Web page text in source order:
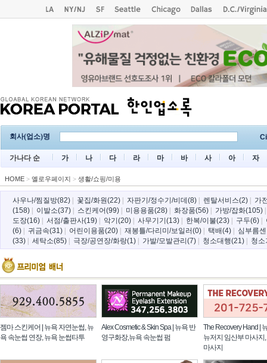
회사(업소)명
가나다 순 가 나 다 라 마 바 사 아 자
HOME > 옐로우페이지 > 생활/쇼핑/미용
사우나/찜질방(82) 꽃집/화원(22) 자판기/정수기/비데(8) 렌탈서비스(2)
가
(158)
이발소(37) 스킨케어(99) 미용용품(28) 화장품(56) 가방/잡화(105)
도장(16)
서점/출판사(19) 악기(20) 사무기기(13) 한복/이불(23) 구두(6)
(6)
귀금속(31) 어린이용품(20) 재봉틀/다리미/보일러(0) 택배(4)
심부름
(33)
세탁소(85) 극장/공연장/화랑(1) 가발/모발관리(7) 청소대행(21) 청
젬마 스킨케어 | 뉴욕 자연눈썹, 뉴
욕 속눈썹 연장, 뉴욕 눈썹타투
Alex Cosmetic & Skin Spa | 뉴욕 반
영구화장,뉴욕 속눈썹 펌
The Recovery Hand |
뉴저지 임산부 마사지
마사지